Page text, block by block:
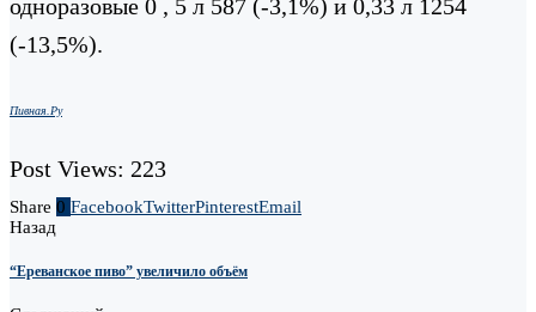
одноразовые 0 , 5 л 587 (-3,1%) и 0,33 л 1254
(-13,5%).
Пивная.Ру
Post Views: 223
Share 0 FacebookTwitterPinterestEmail
Назад
“Ереванское пиво” увеличило объём